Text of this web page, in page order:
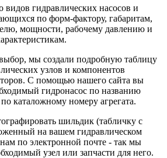
видов гидравлических насосов и
по форм-фактору, габаритам,
мощности, рабочему давлению и
мы создали подробную таблицу
узлов и компонентов
С помощью нашего сайта вы
гидронасос по названию
каталожному номеру агрегата.
шильдик (табличку с
на вашем гидравлическом
по электронной почте - так мы
узел или запчасти для него.